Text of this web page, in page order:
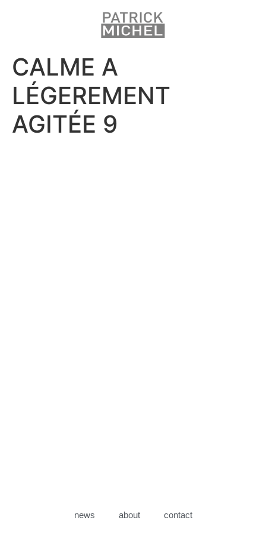
CALME A
LÉGEREMENT
AGITÉE 9
news about contact